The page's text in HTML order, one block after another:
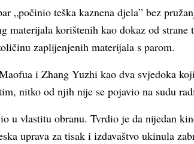
„počinio teška kaznena djela” bez
materijala korištenih kao dokaz od
zaplijenjenih materijala s parom.
i Zhang Yuzhi kao dva svjedoka
nitko od njih nije se pojavio na sudu
u vlastitu obranu. Tvrdio je da nijedan
uprava za tisak i izdavaštvo ukinula